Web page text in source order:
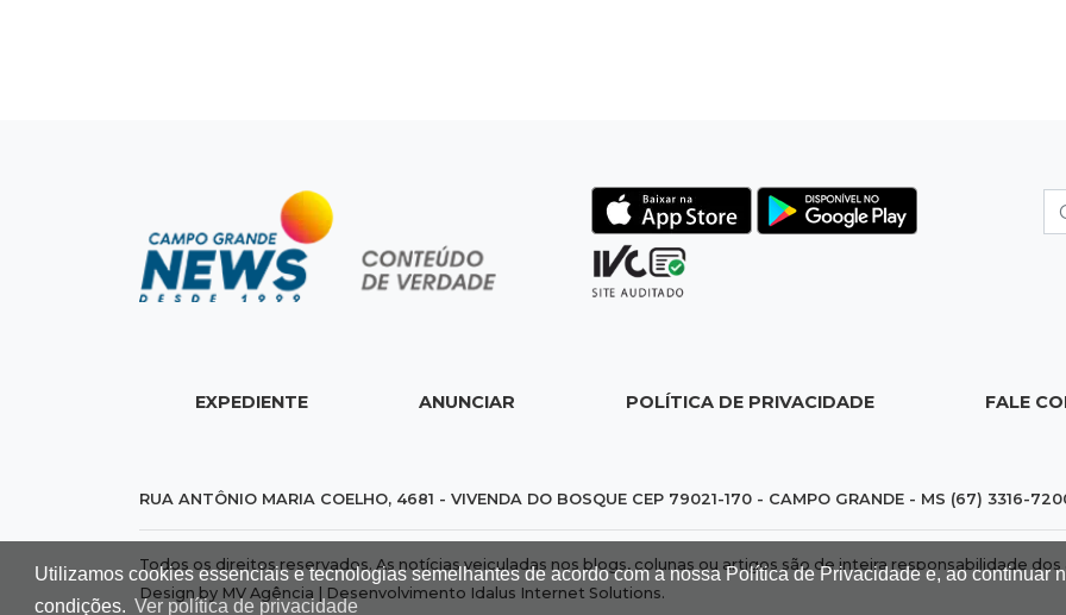
Utilizamos cookies essenciais e tecnologias semelhantes de acordo com a nossa Política de Privacidade e, ao continuar
condições. Ver política de privacidade
EXPEDIENTE ANUNCIAR POLÍTICA DE PRIVACIDADE FALE
RUA ANTÔNIO MARIA COELHO, 4681 - VIVENDA DO BOSQUE CEP 79021-170 - CAMPO GRANDE - MS (67) 3316-
Todos os direitos reservados. As notícias veiculadas nos blogs, colunas ou artigos são de inteira responsabilidade
Design by MV Agência | Desenvolvimento Idalus Internet Solutions.